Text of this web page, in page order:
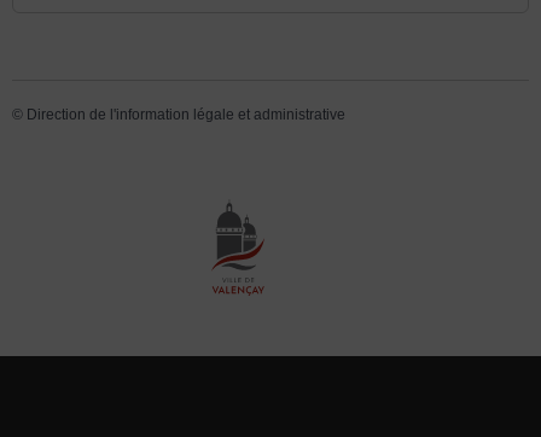
© Direction de l'information légale et administrative